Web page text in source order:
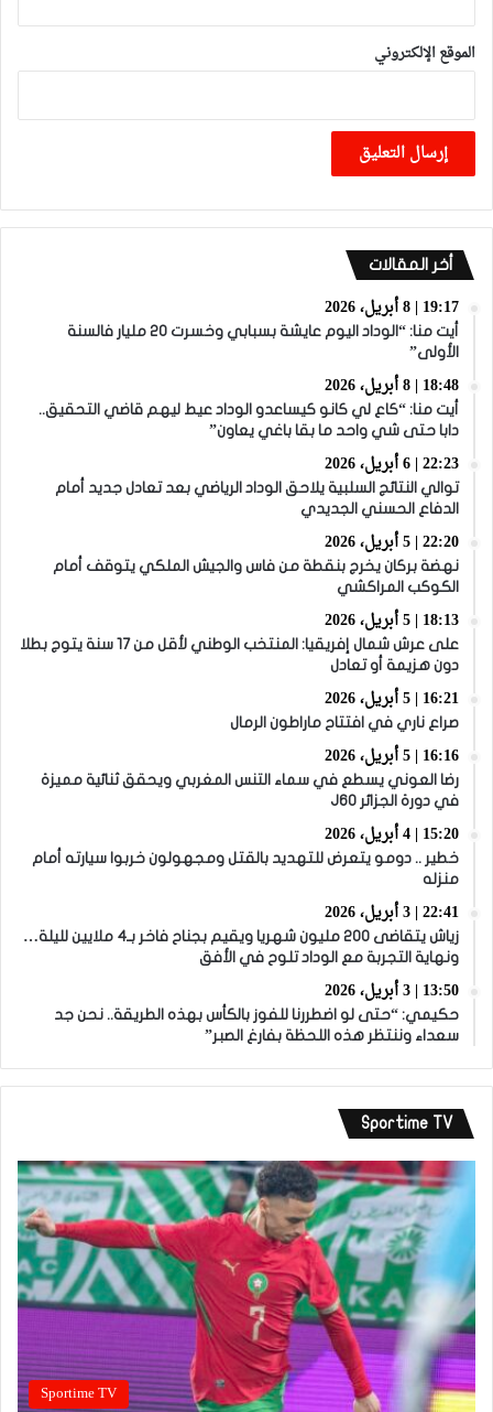
الموقع الإلكتروني
أخر المقالات
19:17 | 8 أبريل، 2026
أيت منا: “الوداد اليوم عايشة بسبابي وخسرت 20 مليار فالسنة
الأولى”
18:48 | 8 أبريل، 2026
أيت منا: “كاع لي كانو كيساعدو الوداد عيط ليهم قاضي التحقيق..
دابا حتى شي واحد ما بقا باغي يعاون”
22:23 | 6 أبريل، 2026
توالي النتائج السلبية يلاحق الوداد الرياضي بعد تعادل جديد أمام
الدفاع الحسني الجديدي
22:20 | 5 أبريل، 2026
نهضة بركان يخرج بنقطة من فاس والجيش الملكي يتوقف أمام
الكوكب المراكشي
18:13 | 5 أبريل، 2026
على عرش شمال إفريقيا: المنتخب الوطني لأقل من 17 سنة يتوج بطلا
دون هزيمة أو تعادل
16:21 | 5 أبريل، 2026
صراع ناري في افتتاح ماراطون الرمال
16:16 | 5 أبريل، 2026
رضا العوني يسطع في سماء التنس المغربي ويحقق ثنائية مميزة
في دورة الجزائر J60
15:20 | 4 أبريل، 2026
خطير .. دومو يتعرض للتهديد بالقتل ومجهولون خربوا سيارته أمام
منزله
22:41 | 3 أبريل، 2026
زياش يتقاضى 200 مليون شهريا ويقيم بجناح فاخر بـ4 ملايين لليلة…
ونهاية التجربة مع الوداد تلوح في الأفق
13:50 | 3 أبريل، 2026
حكيمي: “حتى لو اضطررنا للفوز بالكأس بهذه الطريقة.. نحن جد
سعداء وننتظر هذه اللحظة بفارغ الصبر”
Sportime TV
Sportime TV